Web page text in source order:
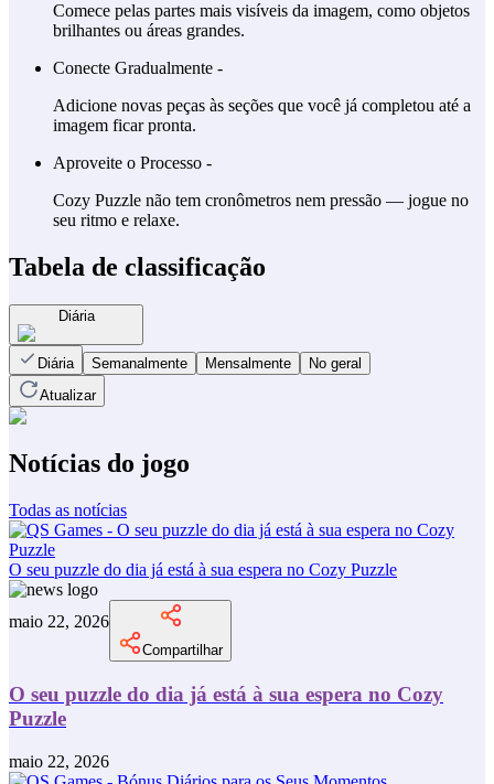
Comece pelas partes mais visíveis da imagem, como objetos
brilhantes ou áreas grandes.
Conecte Gradualmente -
Adicione novas peças às seções que você já completou até a
imagem ficar pronta.
Aproveite o Processo -
Cozy Puzzle não tem cronômetros nem pressão — jogue no
seu ritmo e relaxe.
Tabela de classificação
Diária
Diária Semanalmente Mensalmente
No geral
Atualizar
Notícias do jogo
Todas as notícias
O seu puzzle do dia já está à sua espera no Cozy Puzzle
maio 22, 2026
Compartilhar
O seu puzzle do dia já está à sua espera no Cozy
Puzzle
maio 22, 2026